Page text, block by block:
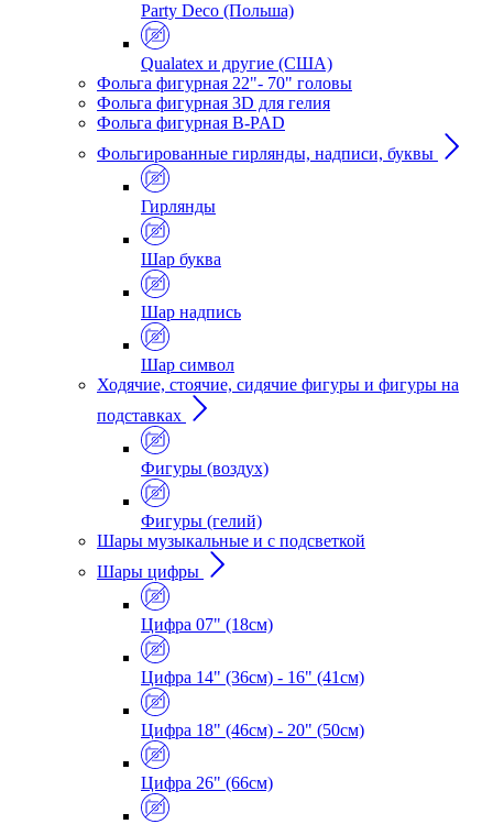
Party Deco (Польша)
Qualatex и другие (США)
Фольга фигурная 22"- 70" головы
Фольга фигурная 3D для гелия
Фольга фигурная B-PAD
Фольгированные гирлянды, надписи, буквы
Гирлянды
Шар буква
Шар надпись
Шар символ
Ходячие, стоячие, сидячие фигуры и фигуры на
подставках
Фигуры (воздух)
Фигуры (гелий)
Шары музыкальные и с подсветкой
Шары цифры
Цифра 07" (18см)
Цифра 14" (36см) - 16" (41см)
Цифра 18" (46см) - 20" (50см)
Цифра 26" (66см)